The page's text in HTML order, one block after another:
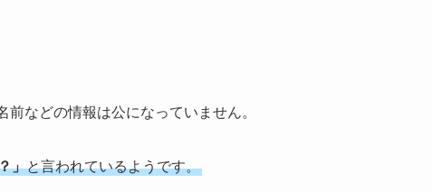
などの情報は公になっていません。
」と言われているようです。